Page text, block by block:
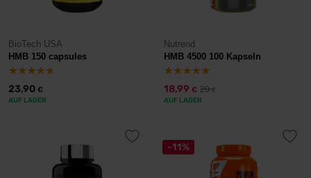
BioTech USA
HMB 150 capsules
23,90 €
AUF LAGER
Nutrend
HMB 4500 100 Kapseln
18,99 € 20€
AUF LAGER
-11%